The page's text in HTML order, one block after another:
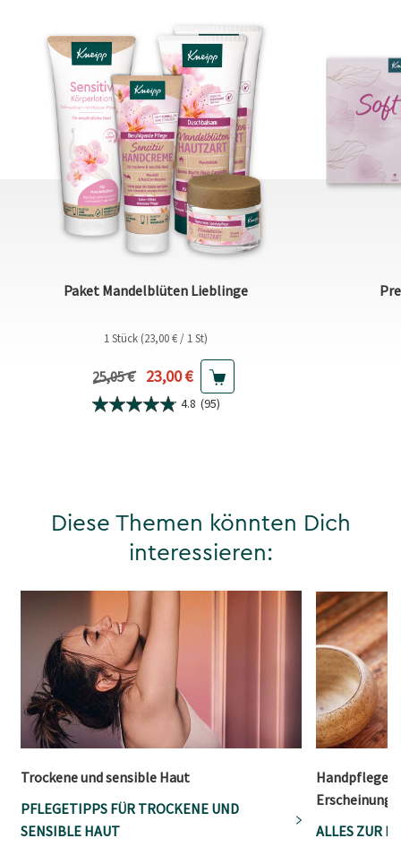
Paket Mandelblüten Lieblinge
1 Stück (23,00 € / 1 St)
Vorheriger Preis
25,05 € Aktueller Preis
23,00 €
4.8 (95)
Diese Themen könnten Dich
interessieren:
Trockene und sensible Haut
PFLEGETIPPS FÜR TROCKENE UND
SENSIBLE HAUT
Handpflege
ALLES ZUR